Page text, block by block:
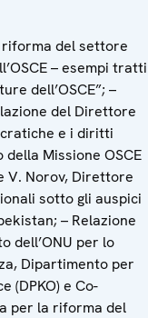
riforma del settore
– esempi tratti
dell’OSCE”; –
del Direttore
e i diritti
della Missione OSCE
V. Norov, Direttore
sotto gli auspici
– Relazione
dell’ONU per lo
Dipartimento per
(DPKO) e Co-
per la riforma del